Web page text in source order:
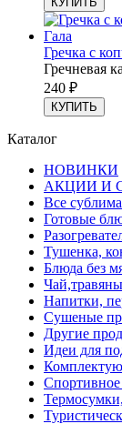
Гречка с
Гречневая
240 ₽
КУПИТЬ
Каталог
НОВИНКИ
АКЦИИ И
Все
Готовые
Тушенка,
Блюда без
Напитки,
Сушеные
Другие
Идеи для